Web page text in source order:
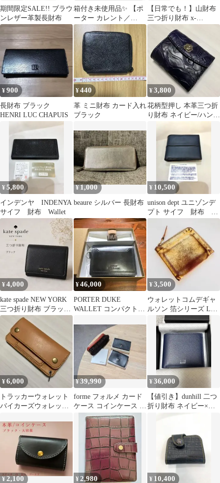
期間限定SALE!! ブラウ
ンレザー革製長財布
箱付き未使用品✨ 【ポ
ーター カレント／
PORTER CURRENT】
ウォレット
【日常でも！】山財布
三つ折り財布 x-
pac/ecopak ターコイズ
ブルー
¥900
長財布 ブラック
HENRI LUC CHAPUIS
¥440
革 ミニ財布 カード入れ
ブラック
¥3,800
花柄型押し 本革三つ折
り財布 ネイビー/ハンド
¥5,800
インデンヤ INDENYA
サイフ 財布 Wallet
¥1,000
beaure シルバー 長財布
¥ 10,500
unison dept ユニゾンデ
プト サイフ 財布
¥4,000
kate spade NEW YORK
三つ折り財布 ブラック
✳︎美品
¥46,000
PORTER DUKE
WALLET コンパクト財
¥3,500
ウォレットコムデギャ
ルソン 箔シリーズ L字
型財布ゴールド
¥6,000
トラッカーウォレット
バイカーズウォレット
使用
¥39,990
forme フォルメ カード
ケース コインケース 財
布 wallet
¥36,000
【値引き】dunhill 二つ
折り財布 ネイビー×ブ
¥2,100 ¥2,980 ¥ 10,400